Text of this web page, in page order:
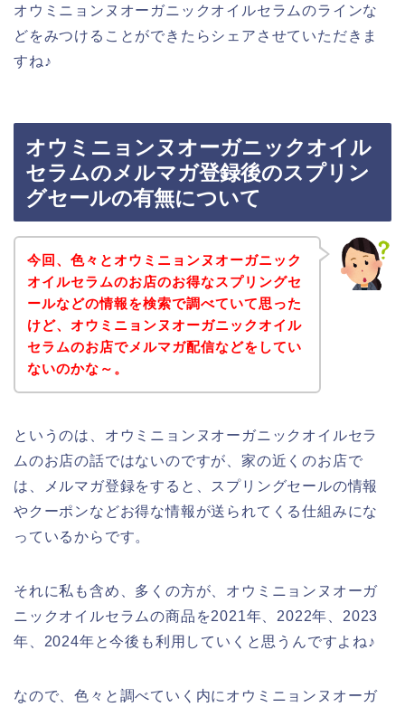
オウミニョンヌオーガニックオイルセラムのラインな
どをみつけることができたらシェアさせていただきま
すね♪
オウミニョンヌオーガニックオイル
セラムのメルマガ登録後のスプリン
グセールの有無について
今回、色々とオウミニョンヌオーガニック
オイルセラムのお店のお得なスプリングセ
ールなどの情報を検索で調べていて思った
けど、オウミニョンヌオーガニックオイル
セラムのお店でメルマガ配信などをしてい
ないのかな～。
というのは、オウミニョンヌオーガニックオイルセラ
ムのお店の話ではないのですが、家の近くのお店で
は、メルマガ登録をすると、スプリングセールの情報
やクーポンなどお得な情報が送られてくる仕組みにな
っているからです。
それに私も含め、多くの方が、オウミニョンヌオーガ
ニックオイルセラムの商品を2021年、2022年、2023
年、2024年と今後も利用していくと思うんですよね♪
なので、色々と調べていく内にオウミニョンヌオーガ